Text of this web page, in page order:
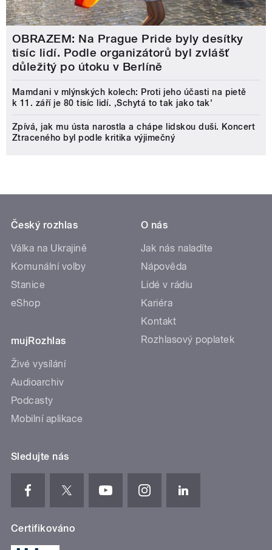
OBRAZEM: Na Prague Pride byly desítky
tisíc lidí. Podle organizátorů byl zvlášť
důležitý po útoku v Berlíně
Mamdani v mlýnských kolech: Proti jeho účasti na pietě
k 11. září je 80 tisíc lidí. ‚Schytá to tak jako tak'
Zpívá, jak mu ústa narostla a chápe lidskou duši. Koncert
Ztraceného byl podle kritika výjimečný
Český rozhlas
Válka na Ukrajině
Komunální volby
Stanice
eShop
mujRozhlas
Živé vysílání
Audioarchiv
Podcasty
Mobilní aplikace
O nás
Jak nás naladíte
Nápověda
Lidé v rádiu
Kariéra
Kontakt
Rozhlasový poplatek
Sledujte nás
Certifikováno